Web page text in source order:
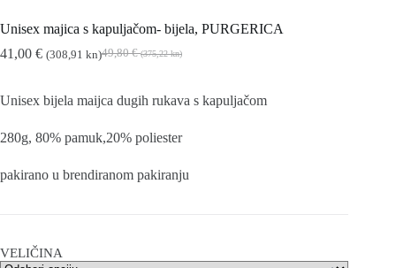
Unisex majica s kapuljačom- bijela, PURGERICA
49,80€ (375,22 kn)
Izvorna
je:
(375,22
41,00 € (308,91 kn)Trenutna
41,00 €
kn).
Unisex bijela maijca dugih rukava s kapuljačom
280g, 80% pamuk,20% poliester
pakirano u brendiranom pakiranju
VELIČINA